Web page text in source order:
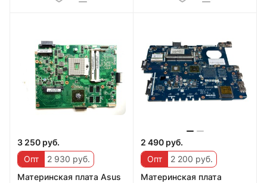
3 250 руб.
Опт
2 930 руб.
Материнская плата Asus
2 490 руб.
Опт
2 200 руб.
Материнская плата